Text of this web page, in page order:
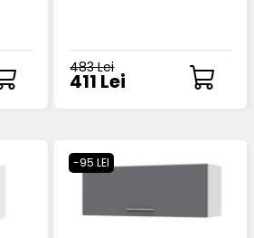
483 Lei
411 Lei
-95 LEI